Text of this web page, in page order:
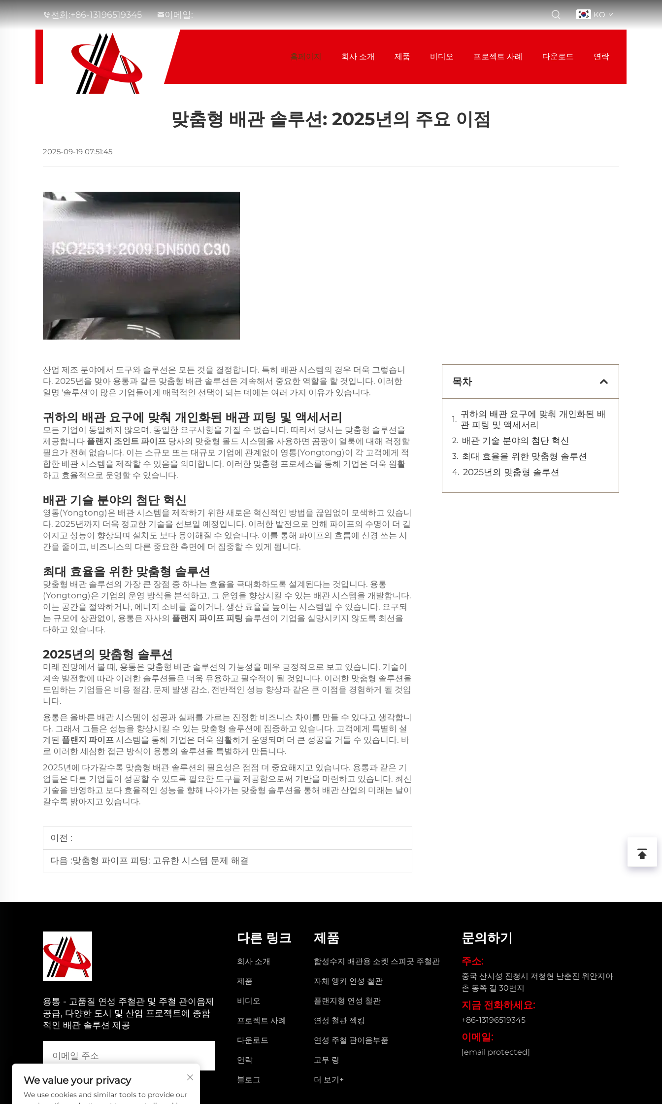
전화:+86-13196519345 이메일: KO
홈페이지 회사 소개 제품 비디오 프로젝트 사례 다운로드 연락
맞춤형 배관 솔루션: 2025년의 주요 이점
2025-09-19 07:51:45
산업 제조 분야에서 도구와 솔루션은 모든 것을 결정합니다. 특히 배관 시스템의 경우 더욱 그렇습니
다. 2025년을 맞아 용통과 같은 맞춤형 배관 솔루션은 계속해서 중요한 역할을 할 것입니다. 이러한
일명 '솔루션'이 많은 기업들에게 매력적인 선택이 되는 데에는 여러 가지 이유가 있습니다.
귀하의 배관 요구에 맞춰 개인화된 배관 피팅 및 액세서리
모든 기업이 동일하지 않으며, 동일한 요구사항을 가질 수 없습니다. 따라서 당사는 맞춤형 솔루션을
제공합니다 플랜지 조인트 파이프 당사의 맞춤형 몰드 시스템을 사용하면 곰팡이 얼룩에 대해 걱정할
필요가 전혀 없습니다. 이는 소규모 또는 대규모 기업에 관계없이 영통(Yongtong)이 각 고객에게 적
합한 배관 시스템을 제작할 수 있음을 의미합니다. 이러한 맞춤형 프로세스를 통해 기업은 더욱 원활
하고 효율적으로 운영할 수 있습니다.
배관 기술 분야의 첨단 혁신
영통(Yongtong)은 배관 시스템을 제작하기 위한 새로운 혁신적인 방법을 끊임없이 모색하고 있습니
다. 2025년까지 더욱 정교한 기술을 선보일 예정입니다. 이러한 발전으로 인해 파이프의 수명이 더 길
어지고 성능이 향상되며 설치도 보다 용이해질 수 있습니다. 이를 통해 파이프의 흐름에 신경 쓰는 시
간을 줄이고, 비즈니스의 다른 중요한 측면에 더 집중할 수 있게 됩니다.
최대 효율을 위한 맞춤형 솔루션
맞춤형 배관 솔루션의 가장 큰 장점 중 하나는 효율을 극대화하도록 설계된다는 것입니다. 용통
(Yongtong)은 기업의 운영 방식을 분석하고, 그 운영을 향상시킬 수 있는 배관 시스템을 개발합니다.
이는 공간을 절약하거나, 에너지 소비를 줄이거나, 생산 효율을 높이는 시스템일 수 있습니다. 요구되
는 규모에 상관없이, 용통은 자사의 플랜지 파이프 피팅 솔루션이 기업을 실망시키지 않도록 최선을
다하고 있습니다.
2025년의 맞춤형 솔루션
미래 전망에서 볼 때, 용통은 맞춤형 배관 솔루션의 가능성을 매우 긍정적으로 보고 있습니다. 기술이
계속 발전함에 따라 이러한 솔루션들은 더욱 유용하고 필수적이 될 것입니다. 이러한 맞춤형 솔루션을
도입하는 기업들은 비용 절감, 문제 발생 감소, 전반적인 성능 향상과 같은 큰 이점을 경험하게 될 것입
니다.
용통은 올바른 배관 시스템이 성공과 실패를 가르는 진정한 비즈니스 차이를 만들 수 있다고 생각합니
다. 그래서 그들은 성능을 향상시킬 수 있는 맞춤형 솔루션에 집중하고 있습니다. 고객에게 특별히 설
계된 플랜지 파이프 시스템을 통해 기업은 더욱 원활하게 운영되며 더 큰 성공을 거둘 수 있습니다. 바
로 이러한 세심한 접근 방식이 용통의 솔루션을 특별하게 만듭니다.
2025년에 다가갈수록 맞춤형 배관 솔루션의 필요성은 점점 더 중요해지고 있습니다. 용통과 같은 기
업들은 다른 기업들이 성공할 수 있도록 필요한 도구를 제공함으로써 기반을 마련하고 있습니다. 최신
기술을 반영하고 보다 효율적인 성능을 향해 나아가는 맞춤형 솔루션을 통해 배관 산업의 미래는 날이
갈수록 밝아지고 있습니다.
이전 :
다음 :맞춤형 파이프 피팅: 고유한 시스템 문제 해결
목차
귀하의 배관 요구에 맞춰 개인화된 배
관 피팅 및 액세서리
배관 기술 분야의 첨단 혁신
최대 효율을 위한 맞춤형 솔루션
2025년의 맞춤형 솔루션
용통 - 고품질 연성 주철관 및 주철 관이음제
공급, 다양한 도시 및 산업 프로젝트에 종합
적인 배관 솔루션 제공
다른 링크
회사 소개
제품
비디오
프로젝트 사례
다운로드
연락
블로그
제품
합성수지 배관용 소켓 스피곳 주철관
자체 앵커 연성 철관
플랜지형 연성 철관
연성 철관 젝킹
연성 주철 관이음부품
고무 링
더 보기+
문의하기
주소:
중국 산시성 진청시 저청현 난춘진 위안지아
촌 동쪽 길 30번지
지금 전화하세요:
+86-13196519345
이메일:
[email protected]
We value your privacy
We use cookies and similar tools to provide our